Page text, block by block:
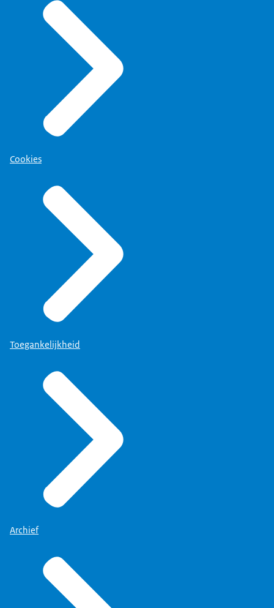
Cookies
Toegankelijkheid
Archief